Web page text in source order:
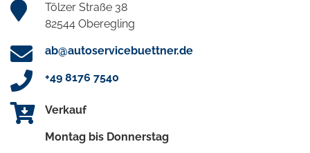
Tölzer Straße 38
82544 Oberegling
ab@autoservicebuettner.de
+49 8176 7540
Verkauf
Montag bis Donnerstag